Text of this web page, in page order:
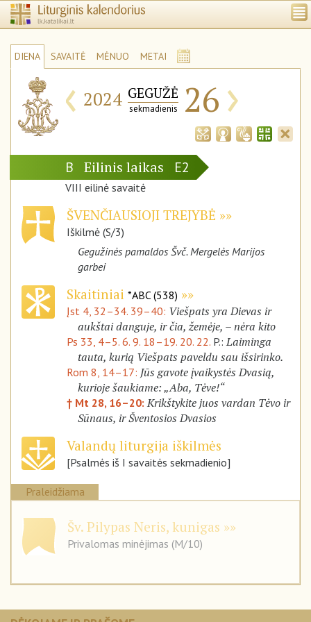
DIENA SAVAITĖ MĖNUO METAI
‹ 2024 GEGUŽĖ
sekmadienis 26 ›
B Eilinis laikas E2
VIII eilinė savaitė
ŠVENČIAUSIOJI TREJYBĖ
Iškilmė (S/3)
Gegužinės pamaldos Švč. Mergelės Marijos
garbei
Skaitiniai *ABC (538)
Įst 4, 32–34. 39–40: Viešpats yra Dievas ir
aukštai danguje, ir čia, žemėje, – nėra kito
Ps 33, 4–5. 6. 9. 18–19. 20. 22. P.:Laiminga
tauta, kurią Viešpats paveldu sau išsirinko.
Rom 8, 14–17: Jūs gavote įvaikystės Dvasią,
kurioje šaukiame: „Aba, Tėve!“
† Mt 28, 16–20:Krikštykite juos vardan Tėvo ir
Sūnaus, ir Šventosios Dvasios
Valandų liturgija iškilmės
[Psalmės iš I savaitės sekmadienio]
Praleidžiama
Šv. Pilypas Neris, kunigas
Privalomas minėjimas (M/10)